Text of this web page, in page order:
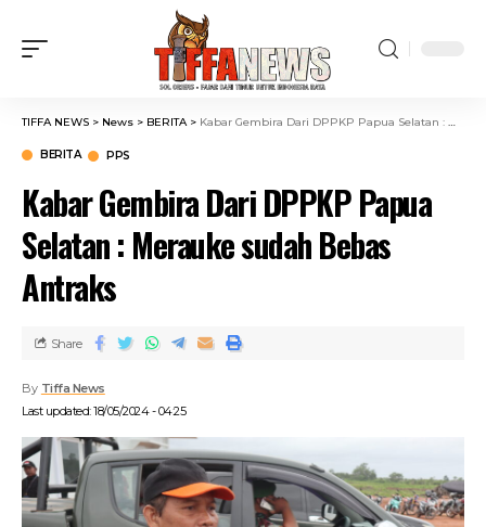
TIFFA NEWS > News > BERITA> Kabar Gembira Dari DPPKP Papua Selatan : Merauke sudah Bebas Antraks
BERITA PPS
Kabar Gembira Dari DPPKP Papua
Selatan : Merauke sudah Bebas
Antraks
Last updated: 18/05/2024 - 04:25
By Tiffa News
Share